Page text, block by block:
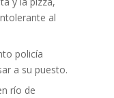
al
policía
a su puesto.
río de